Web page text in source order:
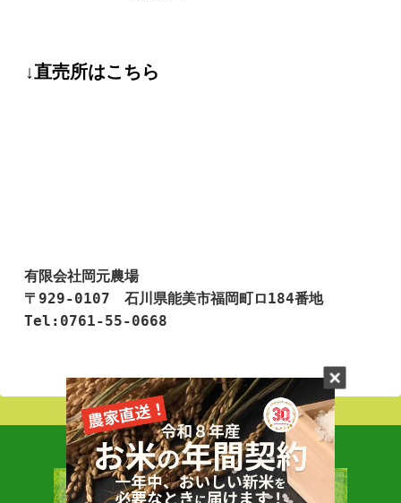
↓直売所はこちら
有限会社岡元農場
〒929-0107　石川県能美市福岡町ロ184番地
Tel:0761-55-0668